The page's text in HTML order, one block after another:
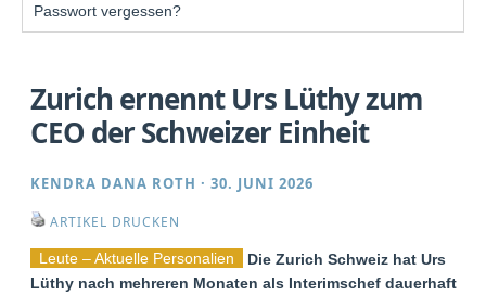
Passwort vergessen?
Zurich ernennt Urs Lüthy zum
CEO der Schweizer Einheit
KENDRA DANA ROTH ·30. JUNI 2026
ARTIKEL DRUCKEN
Leute – Aktuelle Personalien
Die Zurich Schweiz hat Urs
Lüthy nach mehreren Monaten als Interimschef dauerhaft